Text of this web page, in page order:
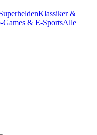
Klassiker &
Games & E-SportsAlle